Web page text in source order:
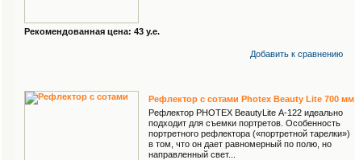
Рекомендованная цена: 43 у.е.
Добавить к cравнению
Рефлектор с сотами Photex Beauty Lite 700 мм
Рефлектор PHOTEX BeautyLite А-122 идеально
подходит для съемки портретов. Особенность
портретного рефлектора («портретной тарелки»)
в том, что он дает равномерный по полю, но
направленный свет...